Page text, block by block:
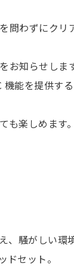
問わずにクリ
お知らせします
能を提供す
も楽しめます。
、騒がしい環
セット。